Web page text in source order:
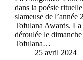
dans la poésie
slameuse de l’année
Tofulana Awards. La
déroulée le
Tofulana…
25 avril 2024